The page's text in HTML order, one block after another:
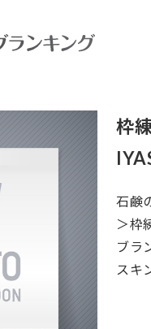
枠
石鹸
＞枠
ブラ
スキ